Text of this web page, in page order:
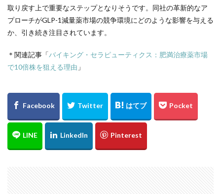
取り戻す上で重要なステップとなりそうです。同社の革新的なア
プローチがGLP-1減量薬市場の競争環境にどのような影響を与える
か、引き続き注目されています。
＊関連記事「バイキング・セラピューティクス：肥満治療薬市場
で10倍株を狙える理由 」